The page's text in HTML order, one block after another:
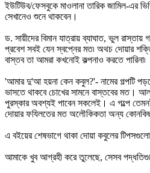
ইউটিউব/ফেসবুকে মাওলানা তারিক জামিল-এর
সেখানেও শুনে থাকবেন।
ড. সায়ীদের বিমান যাত্রায় ব্যাঘাত, ভুল রাস্তায়
প্রবেশ সবই যেন স্বপ্নের মত৷ অথচ দোয়ার
বাস্তব তা আমরা কখনোই কল্পনাও করতে পারিনা৷
'আমার দু'আ হয়না কেন কবুল?'- নামের গল্পটি
ভাসতে থাকবে চোখের সামনে বাস্তবের মত।
পুরস্কার অবশ্যই পাবেন সকলেই। এ গল্পে
দোয়ার ফযিলতের মত অলৌকিকতা অন্য
এ বইয়ের শেষভাগে থাকা দোয়া কবুলের টিপসগুলো
আমাকে খুব আগ্রহী করে তুলেছে, সেসব